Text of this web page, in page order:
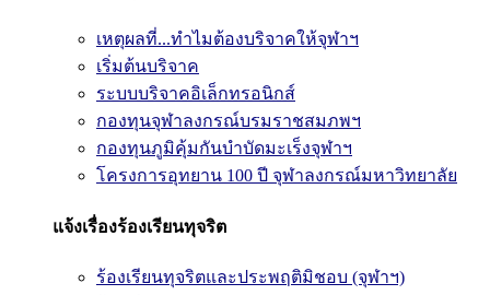
เหตุผลที่...ทำไมต้องบริจาคให้จุฬาฯ
เริ่มต้นบริจาค
ระบบบริจาคอิเล็กทรอนิกส์
กองทุนจุฬาลงกรณ์บรมราชสมภพฯ
กองทุนภูมิคุ้มกันบำบัดมะเร็งจุฬาฯ
โครงการอุทยาน 100 ปี จุฬาลงกรณ์มหาวิทยาลัย
แจ้งเรื่องร้องเรียนทุจริต
ร้องเรียนทุจริตและประพฤติมิชอบ (จุฬาฯ)